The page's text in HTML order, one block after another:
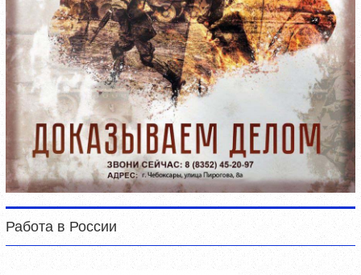
Работа в России